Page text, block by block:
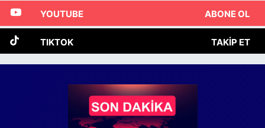
YOUTUBE ABONE OL
TIKTOK TAKIP ET